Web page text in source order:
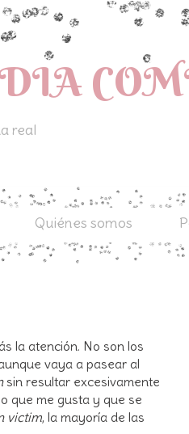
real
Quiénes somos
la atención. No son los
vaya a pasear al
sin resultar excesivamente
que me gusta y que se
victim, la mayoría de las